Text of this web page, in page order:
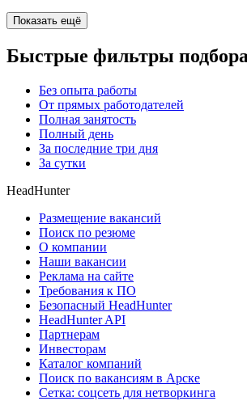
Показать ещё
Быстрые фильтры
Без опыта работы
От прямых работодателей
Полная занятость
Полный день
За последние три дня
За сутки
HeadHunter
Размещение вакансий
Поиск по резюме
О компании
Наши вакансии
Реклама на сайте
Требования к ПО
Безопасный HeadHunter
HeadHunter API
Партнерам
Инвесторам
Каталог компаний
Поиск по вакансиям в Арске
Сетка: соцсеть для нетворкинга